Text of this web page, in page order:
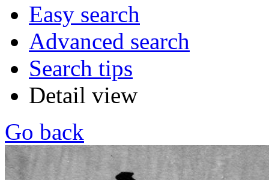
Easy search
Advanced search
Search tips
Detail view
Go back